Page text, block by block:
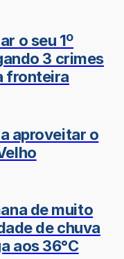
o seu 1º
3 crimes
fronteira
aproveitar o
de muito
de chuva
aos 36°C